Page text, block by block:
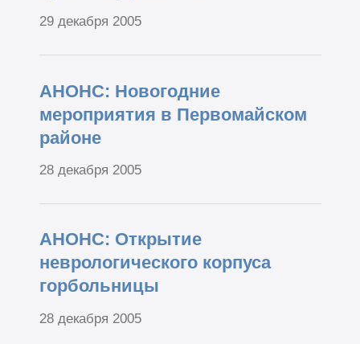
29 декабря 2005
АНОНС: Новогодние
мероприятия в Первомайском
районе
28 декабря 2005
АНОНС: Открытие
неврологического корпуса
горбольницы
28 декабря 2005